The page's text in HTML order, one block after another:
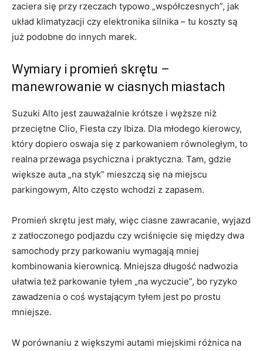
zaciera się przy rzeczach typowo „współczesnych”, jak
układ klimatyzacji czy elektronika silnika – tu koszty są
już podobne do innych marek.
Wymiary i promień skrętu –
manewrowanie w ciasnych miastach
Suzuki Alto jest zauważalnie krótsze i węższe niż
przeciętne Clio, Fiesta czy Ibiza. Dla młodego kierowcy,
który dopiero oswaja się z parkowaniem równoległym, to
realna przewaga psychiczna i praktyczna. Tam, gdzie
większe auta „na styk” mieszczą się na miejscu
parkingowym, Alto często wchodzi z zapasem.
Promień skrętu jest mały, więc ciasne zawracanie, wyjazd
z zatłoczonego podjazdu czy wciśnięcie się między dwa
samochody przy parkowaniu wymagają mniej
kombinowania kierownicą. Mniejsza długość nadwozia
ułatwia też parkowanie tyłem „na wyczucie”, bo ryzyko
zawadzenia o coś wystającym tyłem jest po prostu
mniejsze.
W porównaniu z większymi autami miejskimi różnica na